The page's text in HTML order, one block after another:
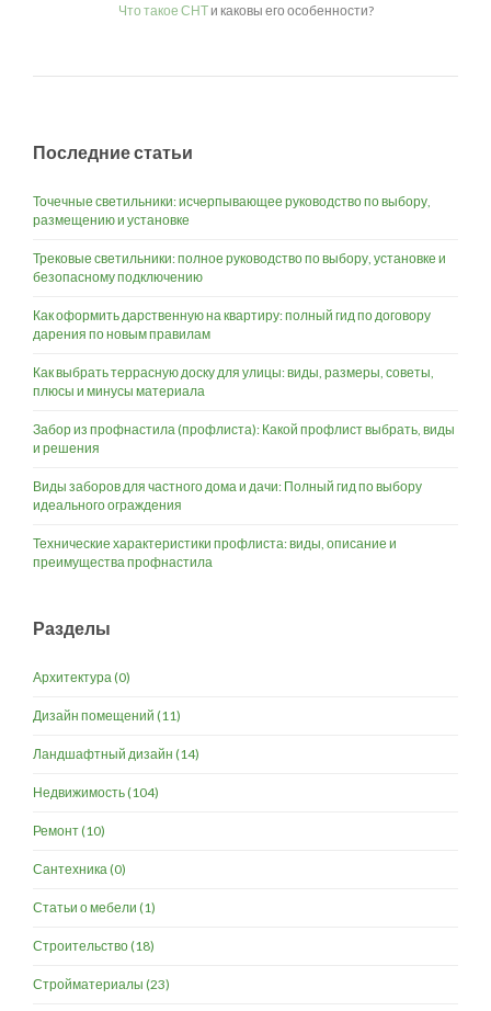
Что такое СНТи каковы его особенности?
Последние статьи
Точечные светильники: исчерпывающее руководство по выбору,
размещению и установке
Трековые светильники: полное руководство по выбору, установке и
безопасному подключению
Как оформить дарственную на квартиру: полный гид по договору
дарения по новым правилам
Как выбрать террасную доску для улицы: виды, размеры, советы,
плюсы и минусы материала
Забор из профнастила (профлиста): Какой профлист выбрать, виды
и решения
Виды заборов для частного дома и дачи: Полный гид по выбору
идеального ограждения
Технические характеристики профлиста: виды, описание и
преимущества профнастила
Разделы
Архитектура (0)
Дизайн помещений (11)
Ландшафтный дизайн (14)
Недвижимость(104)
Ремонт(10)
Сантехника (0)
Статьи о мебели (1)
Строительство(18)
Стройматериалы (23)